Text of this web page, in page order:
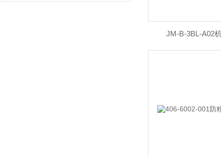
JM-B-3BL-A02